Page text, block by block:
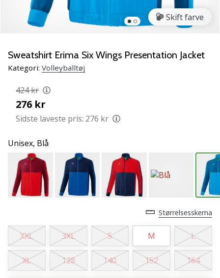
vores
Weplayvolleyball
ambassadør
du
den
hobby
som
os?
Så
os
løbe
sammen.
11. 8. 2022
Weplayvolleyball
affiliate
program
Har
Skift farve
Sweatshirt Erima Six Wings Presentation Jacket
Kategori: Volleyballtøj
424 kr
276 kr
Sidste laveste pris: 276 kr
Unisex, Blå
Størrelsesskema
XXL 3XL S M L
XL 128 140 152 164